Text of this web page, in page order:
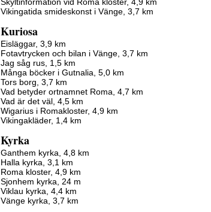
Vikingatida smideskonst i Vänge, 3,7 km
Kuriosa
Eisläggar, 3,9 km
Fotavtrycken och bilan i Vänge, 3,7 km
Jag såg rus, 1,5 km
Många böcker i Gutnalia, 5,0 km
Tors borg, 3,7 km
Vad betyder ortnamnet Roma, 4,7 km
Vad är det väl, 4,5 km
Wigarius i Romakloster, 4,9 km
Vikingakläder, 1,4 km
Kyrka
Ganthem kyrka, 4,8 km
Halla kyrka, 3,1 km
Roma kloster, 4,9 km
Sjonhem kyrka, 24 m
Viklau kyrka, 4,4 km
Vänge kyrka, 3,7 km